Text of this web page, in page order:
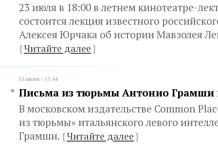
23 июля в 18:00 в летнем кинотеатре-
состоится лекция известного
Алексея Юрчака об истории Мавзолея
{Читайте далее}
15 июля / 15:44
Письма из тюрьмы Антонио Грамши
В московском издательстве Common
из тюрьмы» итальянского левого
Грамши. {Читайте далее}